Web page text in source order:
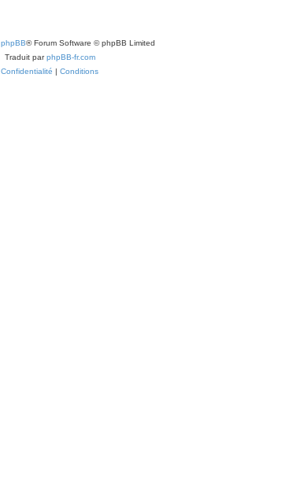
phpBB® Forum Software © phpBB Limited
Traduit parphpBB-fr.com
Confidentialité | Conditions